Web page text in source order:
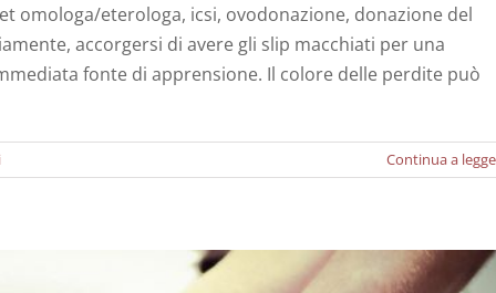
omologa/eterologa, icsi, ovodonazione, donazione del
accorgersi di avere gli slip macchiati per una
fonte di apprensione. Il colore delle perdite può
Continua a
e la fertilità: cosa devi sapere